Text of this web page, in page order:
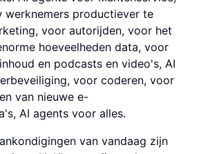
werknemers productiever te
voor autorijden, voor het
hoeveelheden data, voor
en podcasts en video's, AI
voor coderen, voor
van nieuwe e-
AI agents voor alles.
van vandaag zijn